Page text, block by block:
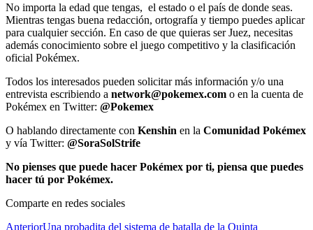
No importa la edad que tengas, el estado o el país de donde seas.
Mientras tengas buena redacción, ortografía y tiempo puedes aplicar
para cualquier sección. En caso de que quieras ser Juez, necesitas
además conocimiento sobre el juego competitivo y la clasificación
oficial Pokémex.
Todos los interesados pueden solicitar más información y/o una
entrevista escribiendo a network@pokemex.com o en la cuenta de
Pokémex en Twitter: @Pokemex
O hablando directamente con Kenshin en la Comunidad Pokémex
y vía Twitter: @SoraSolStrife
No pienses que puede hacer Pokémex por ti, piensa que puedes
hacer tú por Pokémex.
Comparte en redes sociales
AnteriorUna probadita del sistema de batalla de la Quinta